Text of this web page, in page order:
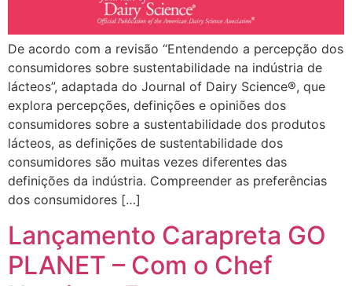
De acordo com a revisão “Entendendo a percepção dos
consumidores sobre sustentabilidade na indústria de
lácteos”, adaptada do Journal of Dairy Science®, que
explora percepções, definições e opiniões dos
consumidores sobre a sustentabilidade dos produtos
lácteos, as definições de sustentabilidade dos
consumidores são muitas vezes diferentes das
definições da indústria. Compreender as preferências
dos consumidores […]
Lançamento Carapreta GO
PLANET – Com o Chef